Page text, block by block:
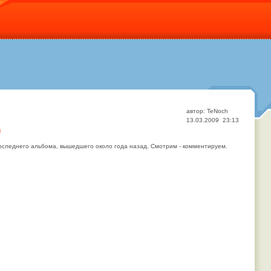
автор: TeNoch
13.03.2009 23:13
альбома, вышедшего около года назад. Смотрим - комментируем.